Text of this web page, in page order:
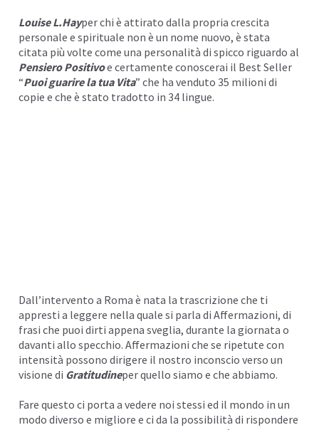
Louise L.Hayper chi è attirato dalla propria crescita
personale e spirituale non è un nome nuovo, è stata
citata più volte come una personalità di spicco riguardo al
Pensiero Positivoe certamente conoscerai il Best Seller
“Puoi guarire la tua Vita” che ha venduto 35 milioni di
copie e che è stato tradotto in 34 lingue.
Dall’intervento a Roma è nata la trascrizione che ti
appresti a leggere nella quale si parla di Affermazioni, di
frasi che puoi dirti appena sveglia, durante la giornata o
davanti allo specchio. Affermazioni che se ripetute con
intensità possono dirigere il nostro inconscio verso un
visione di Gratitudineper quello siamo e che abbiamo.
Fare questo ci porta a vedere noi stessi ed il mondo in un
modo diverso e migliore e ci da la possibilità di rispondere